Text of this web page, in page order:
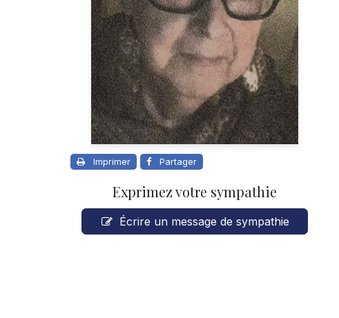
Imprimer Partager
Exprimez votre sympathie
Écrire un message de sympathie